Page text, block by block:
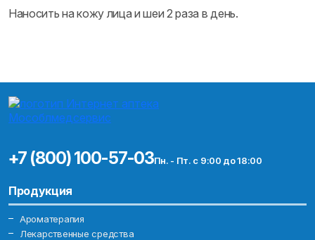
Наносить на кожу лица и шеи 2 раза в день.
+7 (800) 100-57-03Пн. - Пт. с 9:00 до 18:00
Продукция
Ароматерапия
Лекарственные средства